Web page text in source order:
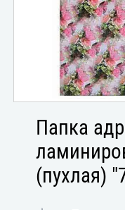
Папка
(пухлая)